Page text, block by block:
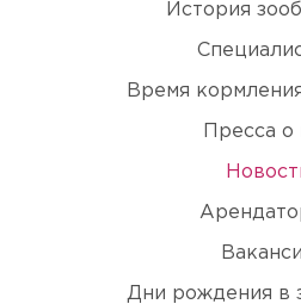
История
Время
Пресса о
Дни рождения в